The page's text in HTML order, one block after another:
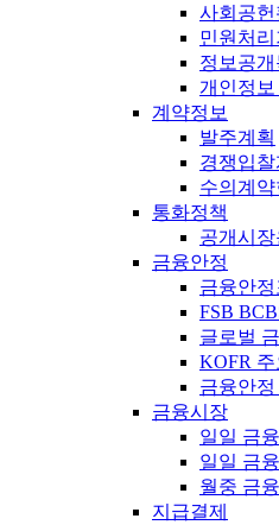
사회공헌
민원처리
정보공개
개인정보
계약정보
발주계획
경쟁입
수의계
통화정책
공개시장
금융안정
금융안
FSB
글로벌
KOFR
금융안정
금융시장
일일 금
일일 금
월중 금
지급결제